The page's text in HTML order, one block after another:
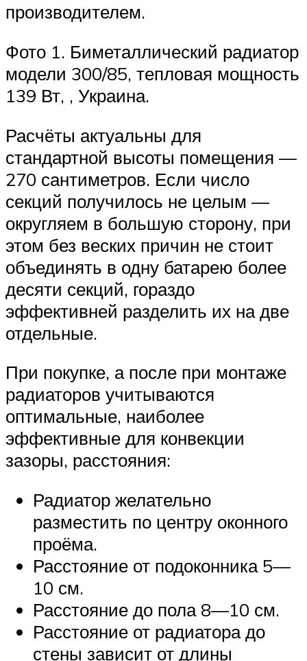
производителем.
Фото 1. Биметаллический радиатор
модели 300/85, тепловая мощность
139 Вт, , Украина.
Расчёты актуальны для
стандартной высоты помещения —
270 сантиметров. Если число
секций получилось не целым —
округляем в большую сторону, при
этом без веских причин не стоит
объединять в одну батарею более
десяти секций, гораздо
эффективней разделить их на две
отдельные.
При покупке, а после при монтаже
радиаторов учитываются
оптимальные, наиболее
эффективные для конвекции
зазоры, расстояния:
Радиатор желательно
разместить по центру оконного
проёма.
Расстояние от подоконника 5—
10 см.
Расстояние до пола 8—10 см.
Расстояние от радиатора до
стены зависит от длины